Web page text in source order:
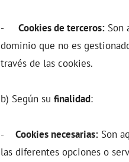
- Cookies de terceros: Son
dominio que no es
través de las cookies.
b) Según su finalidad:
- Cookies necesarias: Son
las diferentes opciones o